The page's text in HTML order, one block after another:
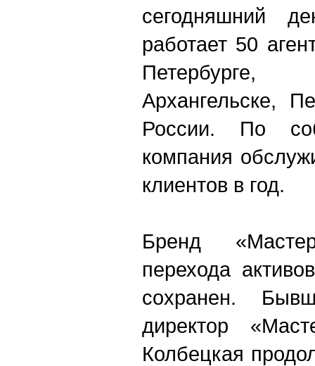
сегодняшний
работает 50
Петербурге,
Архангельске,
России. По
компания
клиентов в год.
Бренд
перехода
сохранен.
директор
Колбецкая